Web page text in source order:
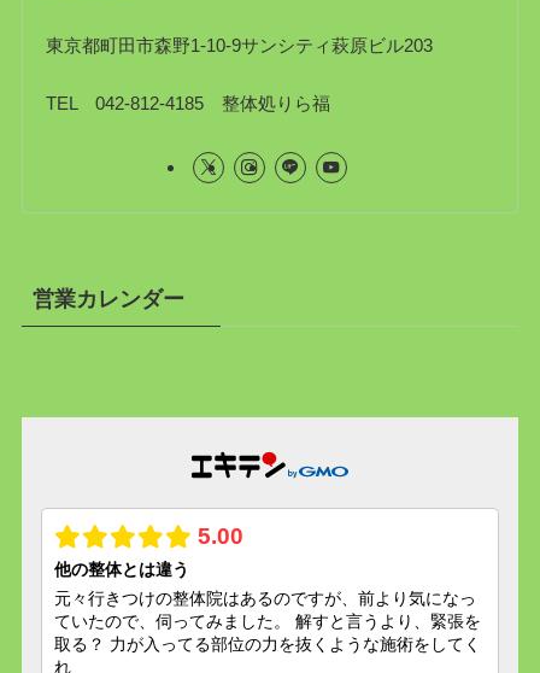
東京都町田市森野1-10-9サンシティ萩原ビル203
TEL 042-812-4185 整体処りら福
営業カレンダー